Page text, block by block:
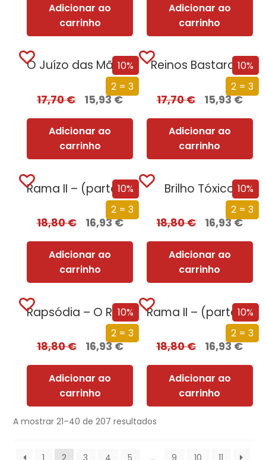
Adicionar ao
carrinho
Adicionar ao
carrinho
10%
2 = 3
O Juízo das Mãos – Volume 1 | O Dragão da Montanha
17,70€ 15,93€
Adicionar ao
carrinho
10%
2 = 3
Reinos Bastardos
17,70€ 15,93€
Adicionar ao
carrinho
10%
2 = 3
Rama II – (parte 2 de 2)
18,80€ 16,93€
Adicionar ao
carrinho
10%
2 = 3
Brilho Tóxico
18,80€ 16,93€
Adicionar ao
carrinho
10%
2 = 3
Rapsódia – O Rei da Noite
18,80€ 16,93€
Adicionar ao
carrinho
10%
2 = 3
Rama II – (parte 1 de 2)
18,80€ 16,93€
Adicionar ao
carrinho
A mostrar 21–40 de 207 resultados